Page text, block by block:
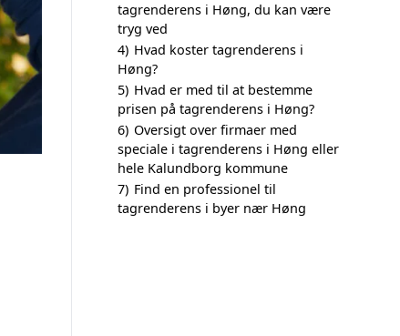
tagrenderens i Høng, du kan være
tryg ved
4) Hvad koster tagrenderens i
Høng?
5) Hvad er med til at bestemme
prisen på tagrenderens i Høng?
6) Oversigt over firmaer med
speciale i tagrenderens i Høng eller
hele Kalundborg kommune
7) Find en professionel til
tagrenderens i byer nær Høng